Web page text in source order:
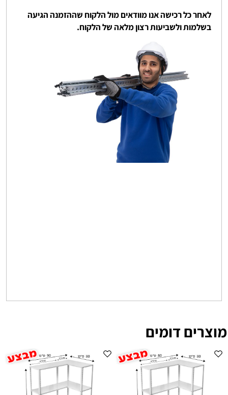
לאחר כל רכישה אנו מוודאים מול הלקוח שההזמנה הגיעה
בשלמות ולשביעות רצון מלאה של הלקוח.
מוצרים דומים